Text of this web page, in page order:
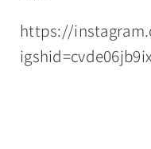
https://